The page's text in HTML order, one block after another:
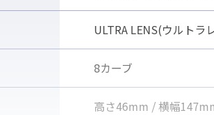
ULTRA LENS(ウルトラ
8カーブ
高さ46mm / 横幅